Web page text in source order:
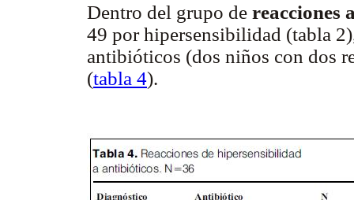
Dentro del grupo de reacciones
49 por hipersensibilidad (tabla
antibióticos (dos niños con dos
(tabla 4).